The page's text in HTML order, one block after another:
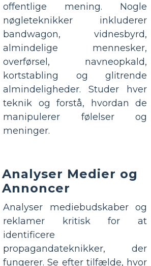
offentlige mening. Nogle
nøgleteknikker inkluderer
bandwagon, vidnesbyrd,
almindelige mennesker,
overførsel, navneopkald,
kortstabling og glitrende
almindeligheder. Studer hver
teknik og forstå, hvordan de
manipulerer følelser og
meninger.
Analyser Medier og
Annoncer
Analyser mediebudskaber og
reklamer kritisk for at
identificere
propagandateknikker, der
fungerer. Se efter tilfælde, hvor